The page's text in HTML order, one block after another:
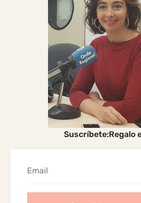
Suscríbete:Regalo